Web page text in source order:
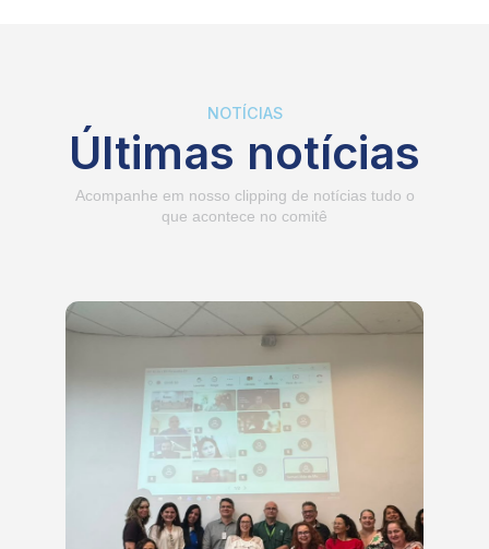
NOTÍCIAS
Últimas notícias
Acompanhe em nosso clipping de notícias tudo o
que acontece no comitê